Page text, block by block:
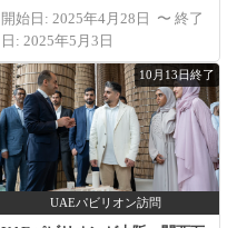
開始日: 2025年4月28日 〜 終了
日: 2025年5月3日
10月13日終了
UAEパビリオン訪問